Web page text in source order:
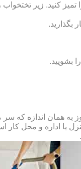
کنید. زیر تختخواب
بگذارید.
بشویید.
همان اندازه که سر
یا اداره و محل کار